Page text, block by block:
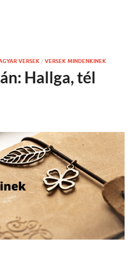
VERSEK / VERSEK MINDENKINEK
Hallga, tél